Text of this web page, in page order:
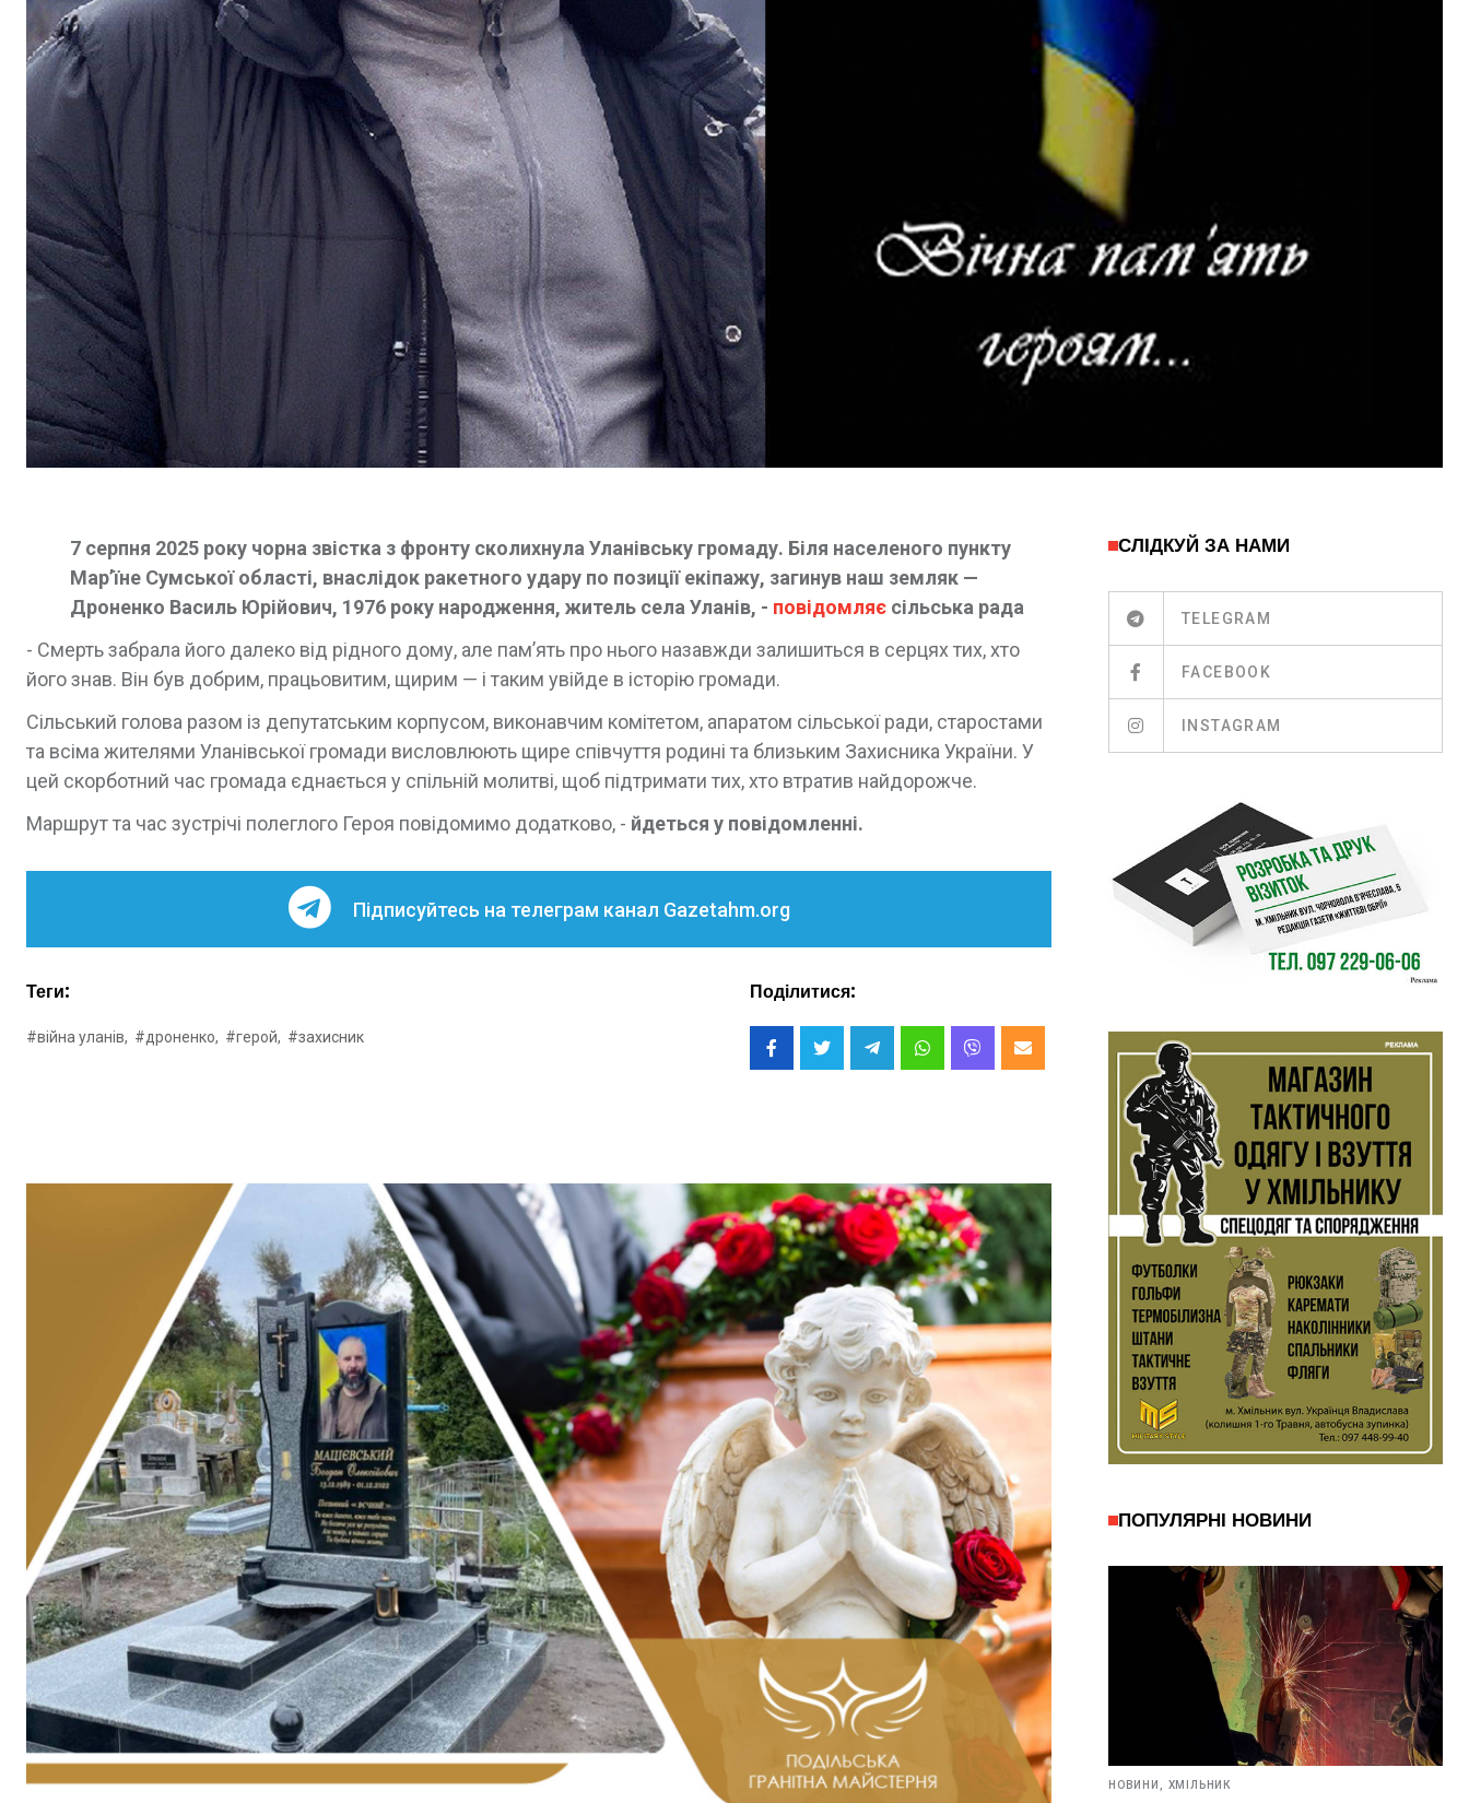
7 серпня 2025 року чорна звістка з фронту сколихнула Уланівську громаду. Біля населеного пункту
Мар’їне Сумської області, внаслідок ракетного удару по позиції екіпажу, загинув наш земляк —
Дроненко Василь Юрійович, 1976 року народження, житель села Уланів, - повідомляє сільська рада
- Смерть забрала його далеко від рідного дому, але пам’ять про нього назавжди залишиться в серцях тих, хто
його знав. Він був добрим, працьовитим, щирим — і таким увійде в історію громади.
Сільський голова разом із депутатським корпусом, виконавчим комітетом, апаратом сільської ради, старостами
та всіма жителями Уланівської громади висловлюють щире співчуття родині та близьким Захисника України. У
цей скорботний час громада єднається у спільній молитві, щоб підтримати тих, хто втратив найдорожче.
Маршрут та час зустрічі полеглого Героя повідомимо додатково, - йдеться у повідомленні.
Підписуйтесь на телеграм канал Gazetahm.org
Теги:
#війна уланів, #дроненко, #герой, #захисник
Поділитися:
СЛІДКУЙ ЗА НАМИ
TELEGRAM
FACEBOOK
INSTAGRAM
ПОПУЛЯРНІ НОВИНИ
НОВИНИ, ХМІЛЬНИК